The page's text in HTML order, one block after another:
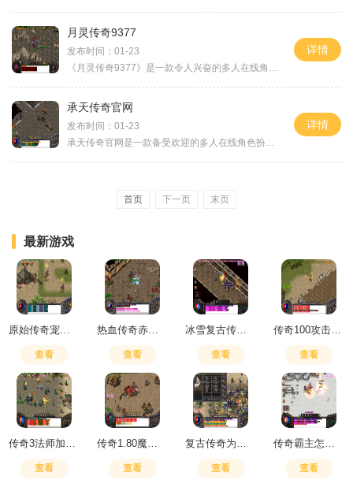
月灵传奇9377
发布时间：01-23
《月灵传奇9377》是一款令人兴奋的多人在线角色扮演游戏，它采用了精美的2D画面和刺激的战斗系统，为玩家带来了身临其境的游戏体验。本文将详细介绍《月灵传奇9377》的具体玩法，
详情
承天传奇官网
发布时间：01-23
承天传奇官网是一款备受欢迎的多人在线角色扮演游戏。该游戏采用了中国古代神话传说中的人物、神兽和场景，为玩家打开了一扇通往神奇世界的大门。在这个广阔的游戏世界里，玩
详情
首页 下一页 末页
最新游戏
原始传奇宠物技能图解
查看
热血传奇赤月峡谷东走廊最简单三个步骤
查看
冰雪复古传奇手游哪里爆灵符大
查看
传奇100攻击战士烈火多少血
查看
传奇3法师加点技巧
查看
传奇1.80魔龙怎么去
查看
复古传奇为什么打怪经验少了
查看
传奇霸主怎么升星
查看